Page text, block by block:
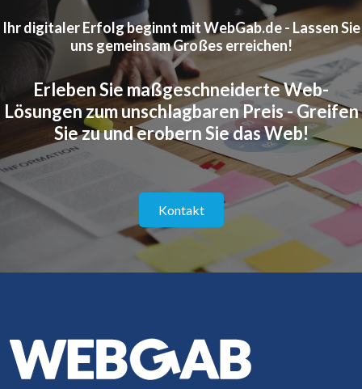
Ihr digitaler Erfolg beginnt mit WebGab.de - Lassen Sie
uns gemeinsam Großes erreichen!
Erleben Sie maßgeschneiderte Web-
Lösungen zum unschlagbaren Preis - Greifen
Sie zu und erobern Sie das Web!
Kontakt